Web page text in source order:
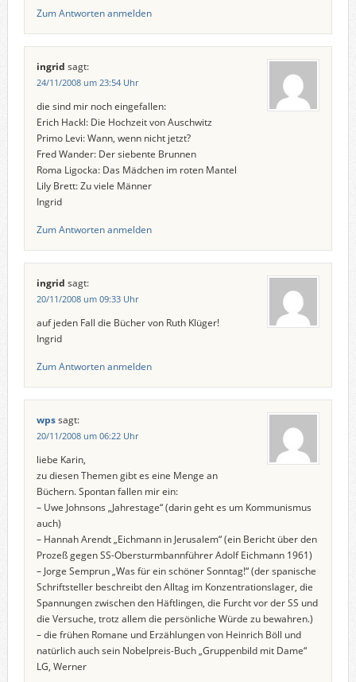
Zum Antworten anmelden
ingrid sagt:
24/11/2008 um 23:54 Uhr
die sind mir noch eingefallen:
Erich Hackl: Die Hochzeit von Auschwitz
Primo Levi: Wann, wenn nicht jetzt?
Fred Wander: Der siebente Brunnen
Roma Ligocka: Das Mädchen im roten Mantel
Lily Brett: Zu viele Männer
Ingrid
Zum Antworten anmelden
ingrid sagt:
20/11/2008 um 09:33 Uhr
auf jeden Fall die Bücher von Ruth Klüger!
Ingrid
Zum Antworten anmelden
wpssagt:
20/11/2008 um 06:22 Uhr
liebe Karin,
zu diesen Themen gibt es eine Menge an
Büchern. Spontan fallen mir ein:
– Uwe Johnsons „Jahrestage“ (darin geht es um Kommunismus
auch)
– Hannah Arendt „Eichmann in Jerusalem“ (ein Bericht über den
Prozeß gegen SS-Obersturmbannführer Adolf Eichmann 1961)
– Jorge Semprun „Was für ein schöner Sonntag!“ (der spanische
Schriftsteller beschreibt den Alltag im Konzentrationslager, die
Spannungen zwischen den Häftlingen, die Furcht vor der SS und
die Versuche, trotz allem die persönliche Würde zu bewahren.)
– die frühen Romane und Erzählungen von Heinrich Böll und
natürlich auch sein Nobelpreis-Buch „Gruppenbild mit Dame“
LG, Werner